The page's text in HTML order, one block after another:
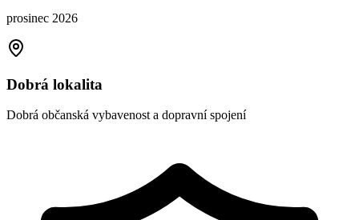
prosinec 2026
Dobrá lokalita
Dobrá občanská vybavenost a dopravní spojení